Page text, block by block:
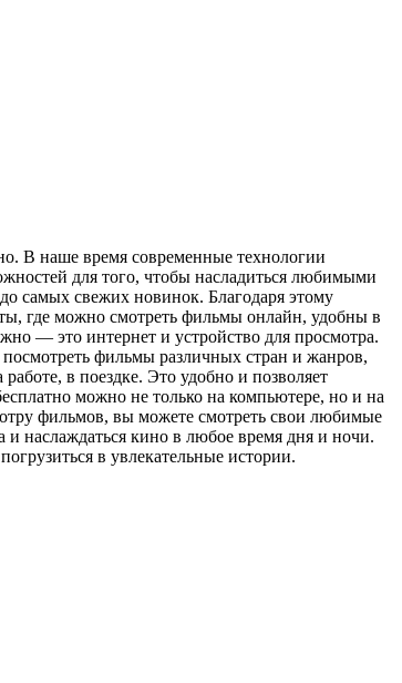
В нaшe время современные технологии
для того, чтобы насладиться любимыми
самых свежих новинок. Благодаря этому
где можно смотреть фильмы онлайн, удобны в
— это интернет и устройство для просмотра.
фильмы различных стран и жанров,
в поездке. Это удобно и позволяет
можно не только на компьютере, но и на
фильмов, вы можете смотреть свои любимые
наслаждаться кино в любое время дня и ночи.
в увлекательные истории.